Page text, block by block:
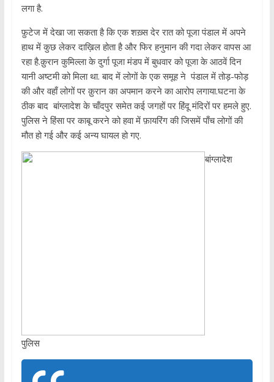
लगा है.
फ़ुटेज में देखा जा सकता है कि एक शख़्स देर रात को पूजा पंडाल में अपने
हाथ में कुछ लेकर दाख़िल होता है और फिर हनुमान की गदा लेकर वापस आ
रहा है.क़ुरान कुमिल्ला के दुर्गा पूजा मंडप में बुधवार को पूजा के आठवें दिन
यानी अष्टमी को मिला था. बाद में लोगों के एक समूह ने पंडाल में तोड़-फोड़
की और वहाँ लोगों पर क़ुरान का अपमान करने का आरोप लगाया.घटना के
ठीक बाद बांग्लादेश के चाँदपुर समेत कई जगहों पर हिंदू मंदिरों पर हमले हुए.
पुलिस ने हिंसा पर काबू करने को हवा में फ़ायरिंग की जिसमें पाँच लोगों की
मौत हो गई और कई अन्य घायल हो गए.
बांग्लादेश
पुलिस